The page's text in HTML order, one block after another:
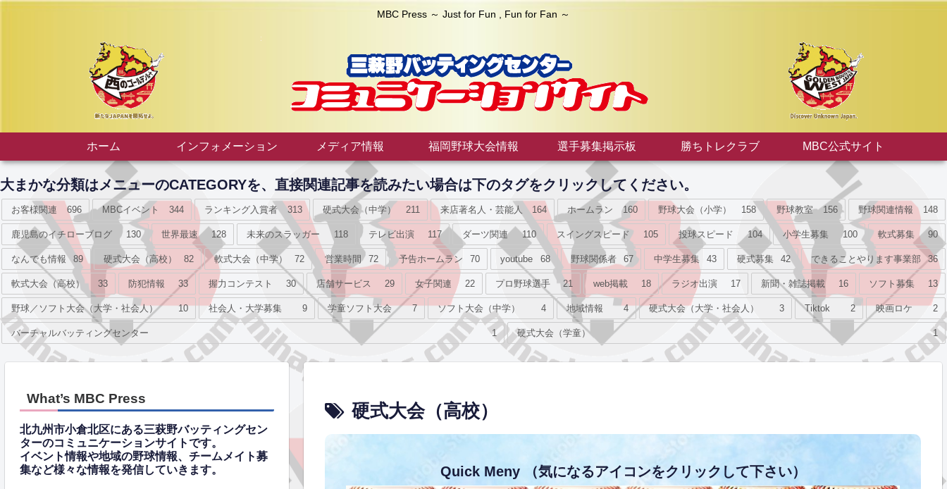
MBC Press ～ Just for Fun , Fun for Fan ～
ホーム インフォメーション メディア情報 福岡野球大会情報 選手募集掲示板 勝ちトレクラブ MBC公式サイト
大まかな分類はメニューのCATEGORYを、直接関連記事を読みたい場合は下のタグをクリックしてください。
お客様関連 696 MBCイベント 344 ランキング入賞者 313 硬式大会（中学） 211 来店著名人・芸能人 164 ホームラン 160 野球大会（小学） 158 野球教室 156 野球関連情報 148
鹿児島のイチローブログ 130 世界最速 128 未来のスラッガー 118 テレビ出演 117 ダーツ関連 110 スイングスピード 105 投球スピード 104 小学生募集 100 軟式募集 90
なんでも情報 89 硬式大会（高校） 82 軟式大会（中学） 72 営業時間 72 予告ホームラン 70 youtube 68 野球関係者 67 中学生募集 43 硬式募集 42 できることやります事業部 36
軟式大会（高校） 33 防犯情報 33 握力コンテスト 30 店舗サービス 29 女子関連 22 プロ野球選手 21 web掲載 18 ラジオ出演 17 新聞・雑誌掲載 16 ソフト募集 13
野球／ソフト大会（大学・社会人） 10 社会人・大学募集 9 学童ソフト大会 7 ソフト大会（中学） 4 地域情報 4 硬式大会（大学・社会人） 3 Tiktok 2 映画ロケ 2
バーチャルバッティングセンター 1 硬式大会（学童） 1
硬式大会（高校）
Quick Meny （気になるアイコンをクリックして下さい）
What’s MBC Press
北九州市小倉北区にある三萩野バッティングセン
ターのコミュニケーションサイトです。
イベント情報や地域の野球情報、チームメイト募
集など様々な情報を発信していきます。